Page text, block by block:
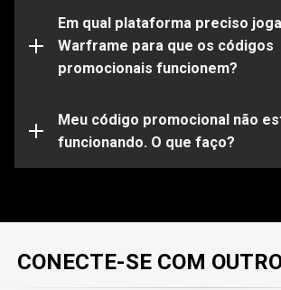
Em qual plataforma preciso
Warframe para que os códigos
promocionais funcionem?
determinadas plataformas. Certifique-
sua conta do Warframe vinculada à
escolha.
Meu código promocional não
funcionando. O que faço?
Seu código promocional pode já estar
problemas específicos, envie uma
nossaEquipe de Suporte.
CONECTE-SE COM